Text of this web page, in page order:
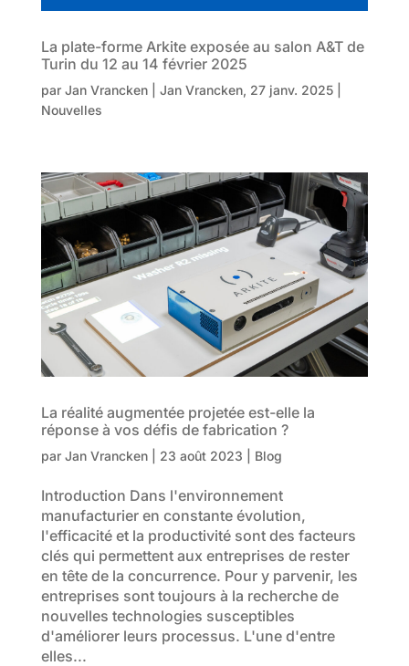
La plate-forme Arkite exposée au salon A&T de
Turin du 12 au 14 février 2025
par Jan Vrancken| JanVrancken, 27 janv. 2025|
Nouvelles
La réalité augmentée projetée est-elle la
réponse à vos défis de fabrication ?
par Jan Vrancken| 23 août 2023 Blog
Introduction Dans l'environnement
manufacturier en constante évolution,
l'efficacité et la productivité sont des facteurs
clés qui permettent aux entreprises de rester
en tête de la concurrence. Pour y parvenir, les
entreprises sont toujours à la recherche de
nouvelles technologies susceptibles
d'améliorer leurs processus. L'une d'entre
elles...